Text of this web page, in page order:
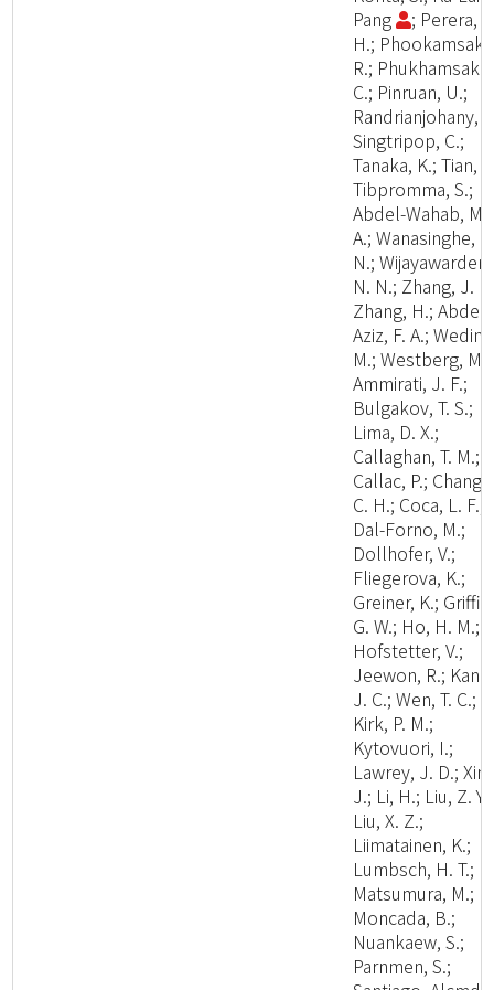
Pang
; Perera,
H.; Phookamsak,
R.;
C.; Pinruan, U.;
Randrianjohany,
Singtripop, C.;
Tanaka, K.; Tian,
Tibpromma, S.;
Abdel-Wahab, M.
A.; Wanasinghe,
N.;
N. N.; Zhang, J.
Zhang, H.; Abdel-
Aziz, F. A.; Wedin,
M.; Westberg, M.;
Ammirati, J. F.;
Bulgakov, T. S.;
Lima, D. X.;
Callaghan, T. M.;
Callac, P.; Chang,
C. H.; Coca, L. F.;
Dal-Forno, M.;
Dollhofer, V.;
Fliegerova, K.;
Greiner, K.;
G. W.; Ho, H. M.;
Hofstetter, V.;
Jeewon, R.; Kang,
J. C.; Wen, T. C.;
Kirk, P. M.;
Kytovuori, I.;
Lawrey, J. D.;
J.; Li, H.; Liu, Z. Y.;
Liu, X. Z.;
Liimatainen, K.;
Lumbsch, H. T.;
Matsumura, M.;
Moncada, B.;
Nuankaew, S.;
Parnmen, S.;